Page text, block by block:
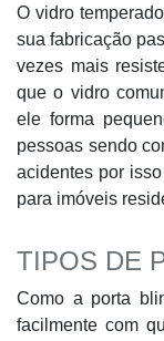
O vidro
sua fabricação
vezes mais
que o vidro
ele forma
pessoas sendo
acidentes por
para imóveis
TIPOS DE
Como a porta
facilmente com